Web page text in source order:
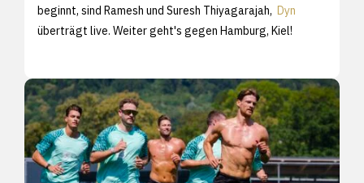
beginnt, sind Ramesh und Suresh Thiyagarajah, Dyn
überträgt live. Weiter geht's gegen Hamburg, Kiel!